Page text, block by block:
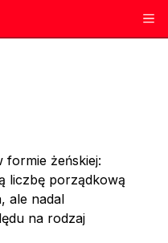
formie żeńskiej:
liczbę porządkową
ale nadal
na rodzaj